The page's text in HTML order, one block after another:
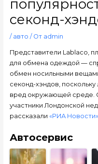
секонд-
/ авто / От admin
Представители Lablaco,
для обмена одеждой —
обмен носильными
секонд-хэндов,
вред окружающей среде.
участники Лондонской
рассказали «РИА Новости»
Автосервис